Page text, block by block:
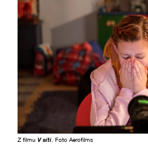
Z filmu V síti . Foto Aerofilms